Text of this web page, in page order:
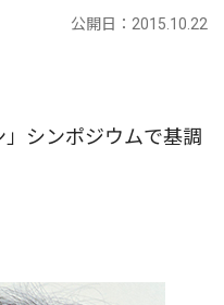
公開日：2015.10.22
」シンポジウムで基調